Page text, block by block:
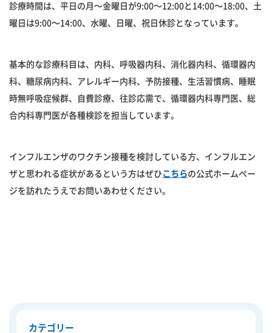
診療時間は、平日の月〜金曜日が9:00〜12:00と14:00〜18:00、土
曜日は9:00〜14:00、水曜、日曜、祝日休診となっています。
基本的な診療科目は、内科、呼吸器内科、消化器内科、循環器内
科、糖尿病内科、アレルギー内科、予防接種、生活習慣病、睡眠
時無呼吸症候群、自費診療、往診応需で、循環器内科専門医、総
合内科専門医が各種検診を担当しています。
インフルエンザのワクチン接種を検討している方、インフルエン
ザと思われる症状があるという方はぜひ こちらの公式ホームペー
ジを訪れたうえでお問いあわせください。
カテゴリー